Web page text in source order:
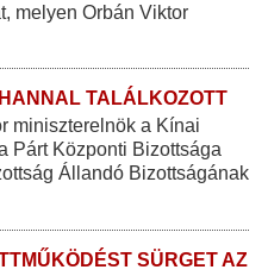
melyen Orbán Viktor
TALÁLKOZOTT
miniszterelnök a Kínai
Párt Központi Bizottsága
Állandó Bizottságának
SÜRGET AZ